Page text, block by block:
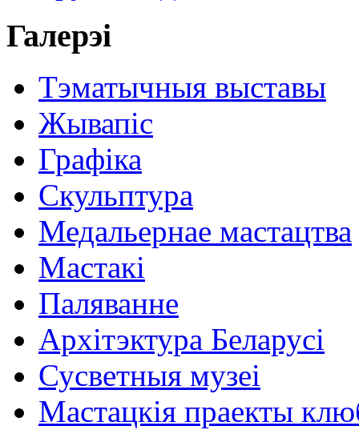
Галерэі
Тэматычныя выставы
Жывапіс
Графіка
Скульптура
Медальернае мастацтва
Мастакі
Паляванне
Архітэктура Беларусі
Сусветныя музеі
Мастацкія праекты